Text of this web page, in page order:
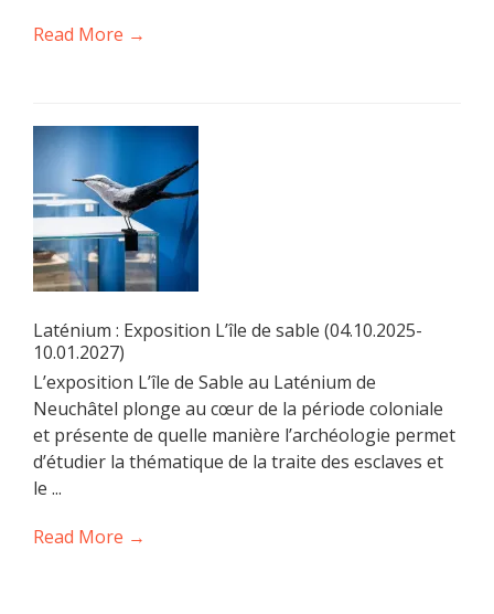
Read More →
Laténium : Exposition L’île de sable (04.10.2025-
10.01.2027)
L’exposition L’île de Sable au Laténium de
Neuchâtel plonge au cœur de la période coloniale
et présente de quelle manière l’archéologie permet
d’étudier la thématique de la traite des esclaves et
le ...
Read More →